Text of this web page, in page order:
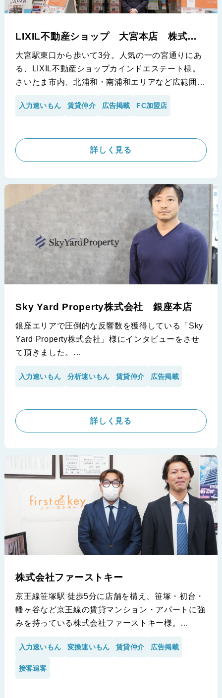
LIXIL不動産ショップ 大宮本店 株式会
社カインドエステート
大宮駅東口から歩いて3分。人気の一の宮通りにあ
る、LIXIL不動産ショップカインドエステート様。
さいたま市内、北浦和・南浦和エリアなど広範囲を
長の大久保様に、導入前の現場の苦悩や入力業務の
※LIXIL不動産ショップ 大宮本店 株式会社カインドエステ
入力速いもん 賃貸仲介 広告掲載 FC加盟店
詳しく見る
Sky Yard Property株式会社 銀座本店
銀座エリアで圧倒的な反響数を獲得している「Sky
Yard Property株式会社」様にインタビューをさせ
て頂きました。
きている理由や、サービス導入当初の状況や山本取
※Sky Yard Property株式会社 銀座本店様の導入事例です。
入力速いもん 分析速いもん 賃貸仲介 広告掲載
詳しく見る
株式会社ファーストキー
京王線笹塚駅 徒歩5分に店舗を構え、笹塚・初台・
幡ヶ谷など京王線の賃貸マンション・アパートに強
みを持っている株式会社ファーストキー様。
を行いました！業界知識も経験も豊富なベテランが
多く、少数精鋭で営業されているなか、
入力速いもん 変換速いもん 賃貸仲介 広告掲載
接客追客